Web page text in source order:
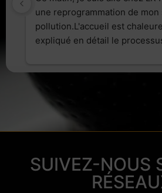
une reprogrammation de mon
pollution.L'accueil est
expliqué en détail le
ce professionnel !"
SUIVEZ-NOUS